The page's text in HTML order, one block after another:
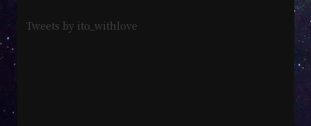
Tweets by ito_withlove